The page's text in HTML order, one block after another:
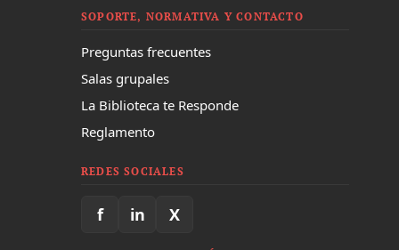
SOPORTE, NORMATIVA Y CONTACTO
Preguntas frecuentes
Salas grupales
La Biblioteca te Responde
Reglamento
REDES SOCIALES
f in X